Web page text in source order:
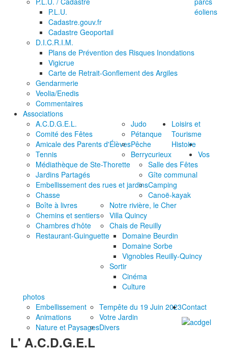
P.L.U.
Cadastre.gouv.fr
Cadastre Geoportail
D.I.C.R.I.M.
Plans de Prévention des Risques Inondations
Vigicrue
Carte de Retrait-Gonflement des Argiles
Gendarmerie
éoliens
Veolia/Enedis
Commentaires
Associations
A.C.D.G.E.L.
Comité des Fêtes
Amicale des Parents d'Élèves
Tennis
Judo
Pétanque
Pêche
Berrycurieux
Médiathèque de Ste-Thorette
Jardins Partagés
Embellissement des rues et jardins
Chasse
Loisirs et
Tourisme
Salle des Fêtes
Gîte communal
Camping
Canoë-kayak
Boîte à livres
Chemins et sentiers
Chambres d'hôte
Restaurant-Guinguette
Notre rivière, le Cher
Villa Quincy
Chais de Reuilly
Domaine Beurdin
Domaine Sorbe
Vignobles Reuilly-Quincy
Sortir
Cinéma
Culture
Histoire
Vos
photos
Embellissement
Animations
Nature et Paysages
Tempête du 19 Juin 2023
Votre Jardin
Divers
Contact
L' A.C.D.G.E.L